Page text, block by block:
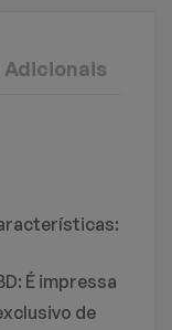
É impressa
de